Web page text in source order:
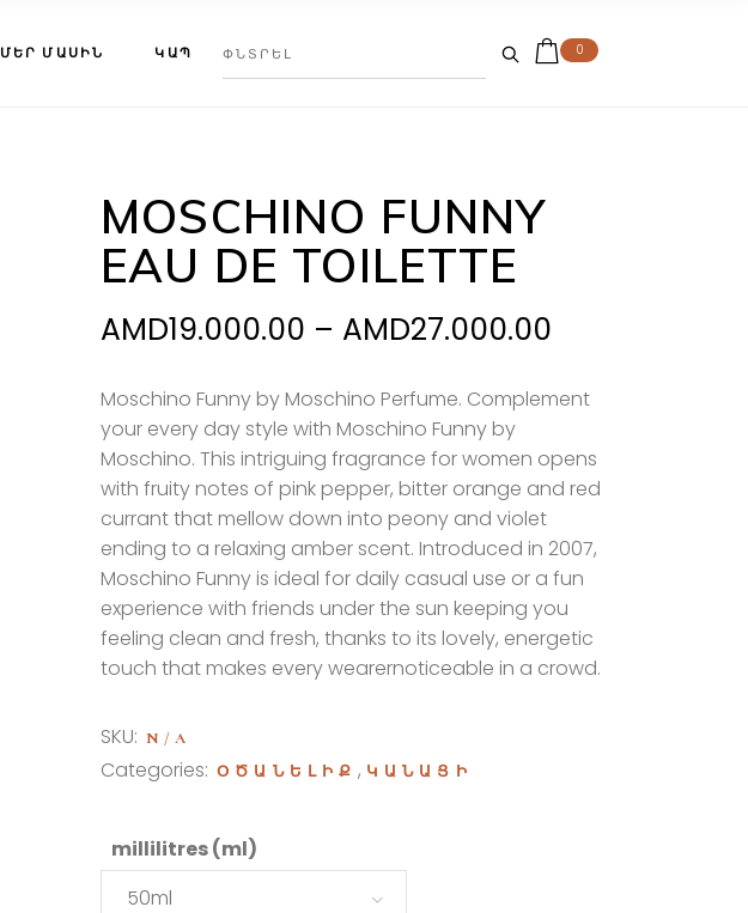
ՄԵՐ ՄԱՍԻՆ ԿԱՊ 0
MOSCHINO FUNNY
EAU DE TOILETTE
AMD19.000.00 – AMD27.000.00
Moschino Funny by Moschino Perfume. Complement
your every day style with Moschino Funny by
Moschino. This intriguing fragrance for women opens
with fruity notes of pink pepper, bitter orange and red
currant that mellow down into peony and violet
ending to a relaxing amber scent. Introduced in 2007,
Moschino Funny is ideal for daily casual use or a fun
experience with friends under the sun keeping you
feeling clean and fresh, thanks to its lovely, energetic
touch that makes every wearernoticeable in a crowd.
SKU: N/A
Categories: ՕԾԱՆԵԼԻՔ , ԿԱՆԱՑԻ
millilitres (ml)
50ml